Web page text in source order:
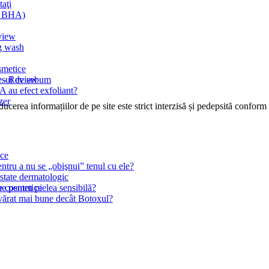
- Review
de sebum
cosmetice
BHA)
wash
au efect exfoliant?
a nu se „obişnui” tenul cu ele?
dermatologic
pentru pielea sensibilă?
mai bune decât Botoxul?
informațiilor de pe site este strict interzisă și pedepsită